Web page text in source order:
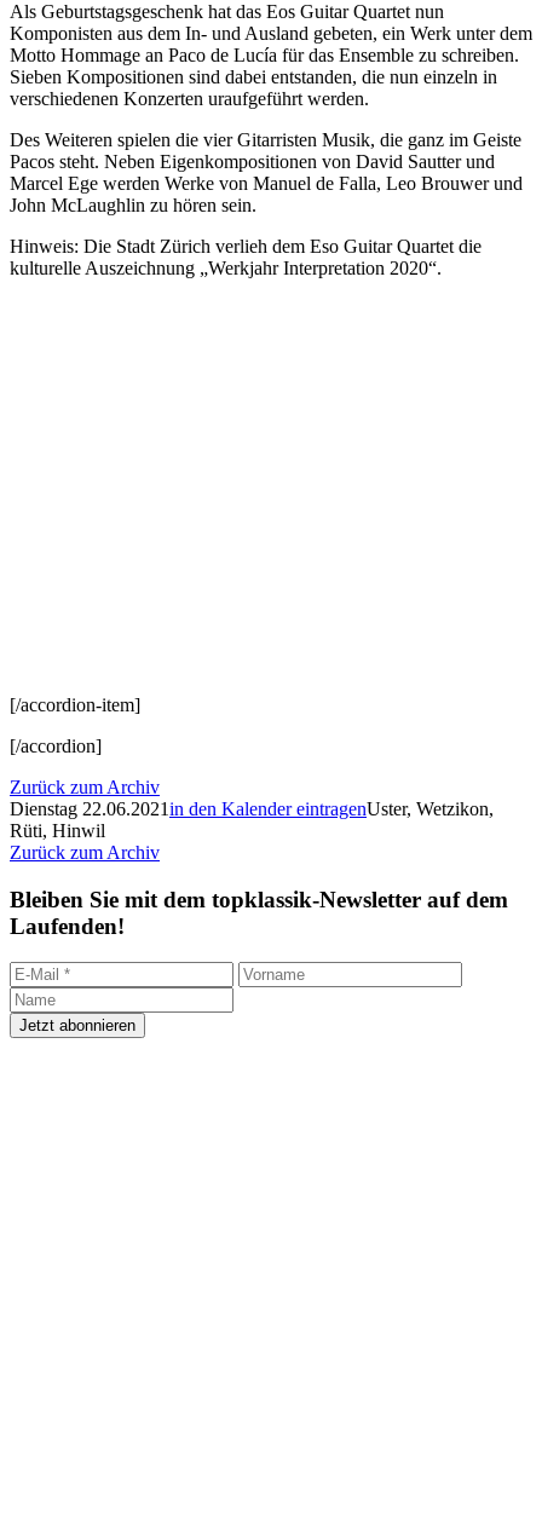
Als Geburtstagsgeschenk hat das Eos Guitar Quartet nun
Komponisten aus dem In- und Ausland gebeten, ein Werk unter dem
Motto Hommage an Paco de Lucía für das Ensemble zu schreiben.
Sieben Kompositionen sind dabei entstanden, die nun einzeln in
verschiedenen Konzerten uraufgeführt werden.
Des Weiteren spielen die vier Gitarristen Musik, die ganz im Geiste
Pacos steht. Neben Eigenkompositionen von David Sautter und
Marcel Ege werden Werke von Manuel de Falla, Leo Brouwer und
John McLaughlin zu hören sein.
Hinweis: Die Stadt Zürich verlieh dem Eso Guitar Quartet die
kulturelle Auszeichnung „Werkjahr Interpretation 2020“.
[/accordion-item]
[/accordion]
Zurück zum Archiv
Dienstag 22.06.2021in den Kalender eintragenUster, Wetzikon,
Rüti, Hinwil
Zurück zum Archiv
Bleiben Sie mit dem topklassik-Newsletter auf dem
Laufenden!